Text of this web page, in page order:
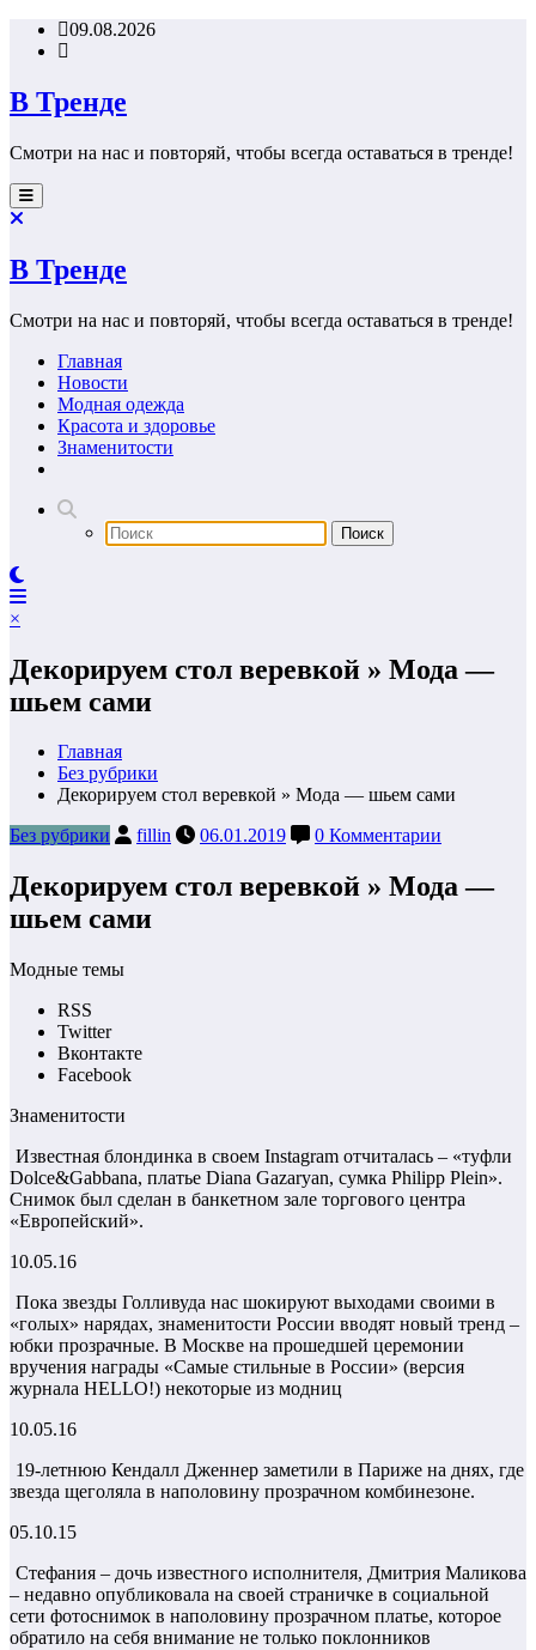
Перейти09.08.2026
В Тренде
Смотри на нас и повторяй, чтобы всегда оставаться в тренде!
В Тренде
Смотри на нас и повторяй, чтобы всегда оставаться в тренде!
Главная
Новости
Модная одежда
Красота и здоровье
Знаменитости
×
Декорируем стол веревкой » Мода —
шьем сами
Главная
Без рубрики
Декорируем стол веревкой » Мода — шьем сами
Без рубрики
fillin 06.01.2019 0 Комментарии
Декорируем стол веревкой » Мода —
шьем сами
Модные темы
RSS
Twitter
Вконтакте
Facebook
Знаменитости
Известная блондинка в своем Instagram отчиталась – «туфли
Dolce&Gabbana, платье Diana Gazaryan, сумка Philipp Plein».
Снимок был сделан в банкетном зале торгового центра
«Европейский».
10.05.16
Пока звезды Голливуда нас шокируют выходами своими в
«голых» нарядах, знаменитости России вводят новый тренд –
юбки прозрачные. В Москве на прошедшей церемонии
вручения награды «Самые стильные в России» (версия
журнала HELLO!) некоторые из модниц
10.05.16
19-летнюю Кендалл Дженнер заметили в Париже на днях, где
звезда щеголяла в наполовину прозрачном комбинезоне.
05.10.15
Стефания – дочь известного исполнителя, Дмитрия Маликова
– недавно опубликовала на своей страничке в социальной
сети фотоснимок в наполовину прозрачном платье, которое
обратило на себя внимание не только поклонников